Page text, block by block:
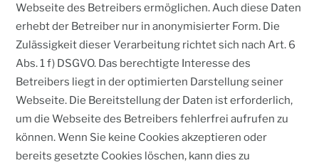
Webseite des Betreibers ermöglichen. Auch diese Daten
erhebt der Betreiber nur in anonymisierter Form. Die
Zulässigkeit dieser Verarbeitung richtet sich nach Art. 6
Abs. 1 f) DSGVO. Das berechtigte Interesse des
Betreibers liegt in der optimierten Darstellung seiner
Webseite. Die Bereitstellung der Daten ist erforderlich,
um die Webseite des Betreibers fehlerfrei aufrufen zu
können. Wenn Sie keine Cookies akzeptieren oder
bereits gesetzte Cookies löschen, kann dies zu